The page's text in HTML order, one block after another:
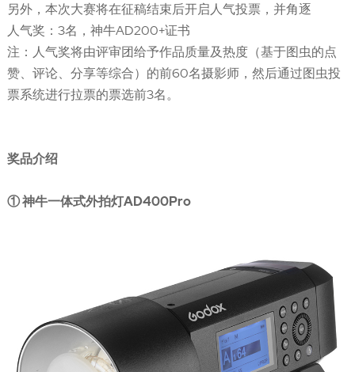
另外，本次大赛将在征稿结束后开启人气投票，并角逐
人气奖：3名，神牛AD200+证书
注：人气奖将由评审团给予作品质量及热度（基于图虫的点
赞、评论、分享等综合）的前60名摄影师，然后通过图虫投
票系统进行拉票的票选前3名。
奖品介绍
① 神牛一体式外拍灯AD400Pro